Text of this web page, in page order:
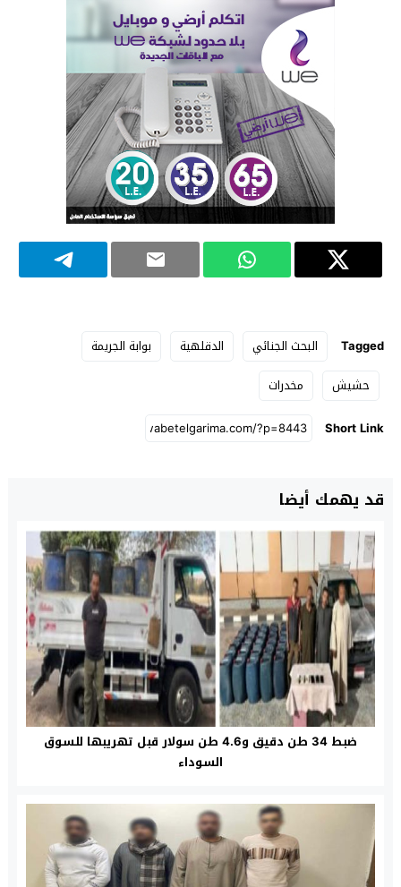
Tagged البحث الجنائي الدقلهية
بوابة الجريمة
حشيش
مخدرات
Short Link
قد يهمك أيضا
ضبط 34 طن دقيق و4.6 طن سولار قبل تهريبها للسوق
السوداء